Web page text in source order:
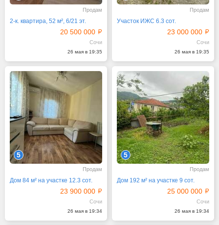
Продам
2-к. квартира, 52 м², 6/21 эт.
20 500 000
Сочи
26 мая в 19:35
Продам
Участок ИЖС 6.3 сот.
23 000 000
Сочи
26 мая в 19:35
5
Продам
Дом 84 м² на участке 12.3 сот.
23 900 000
Сочи
26 мая в 19:34
5
Продам
Дом 192 м² на участке 9 сот.
25 000 000
Сочи
26 мая в 19:34